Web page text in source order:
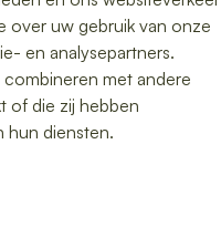
over uw gebruik van onze
en analysepartners.
met andere
of die zij hebben
hun diensten.